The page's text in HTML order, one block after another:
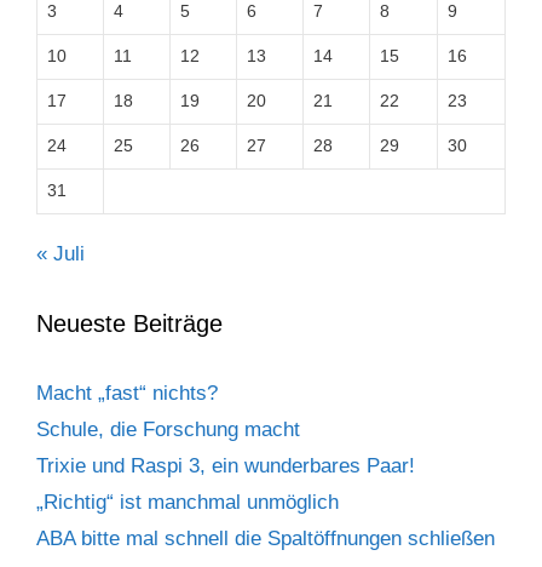
3 4 5 6 7 8 9
10 11 12 13 14 15 16
17 18 19 20 21 22 23
24 25 26 27 28 29 30
31
« Juli
Neueste Beiträge
Macht „fast“ nichts?
Schule, die Forschung macht
Trixie und Raspi 3, ein wunderbares Paar!
„Richtig“ ist manchmal unmöglich
ABA bitte mal schnell die Spaltöffnungen schließen